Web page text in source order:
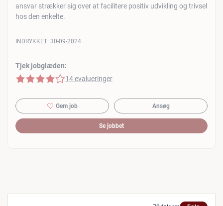
ansvar strækker sig over at facilitere positiv udvikling og trivsel
hos den enkelte.
Tjek jobglæden:
4 af 5 stjerner
14 evalueringer
INDRYKKET: 30-09-2024
Gem job Ansøg
Se jobbet